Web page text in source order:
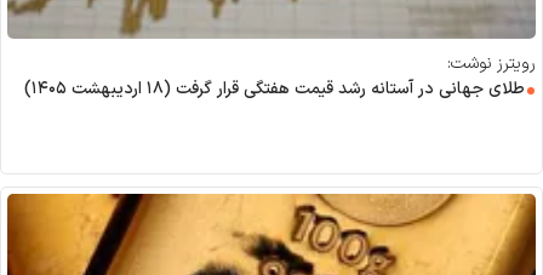
رویترز نوشت:
طلای جهانی در آستانه رشد قیمت هفتگی قرار گرفت (۱۸ اردیبهشت ۱۴۰۵)